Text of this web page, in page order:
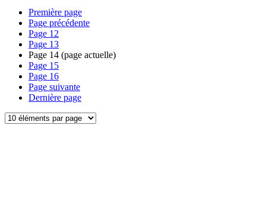
Première page
Page précédente
Page 12
Page 13
Page 14 (page actuelle)
Page 15
Page 16
Page suivante
Dernière page